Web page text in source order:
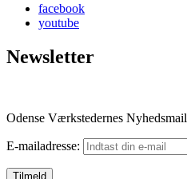
facebook
youtube
Newsletter
Odense Værkstedernes Nyhedsmail
E-mailadresse: